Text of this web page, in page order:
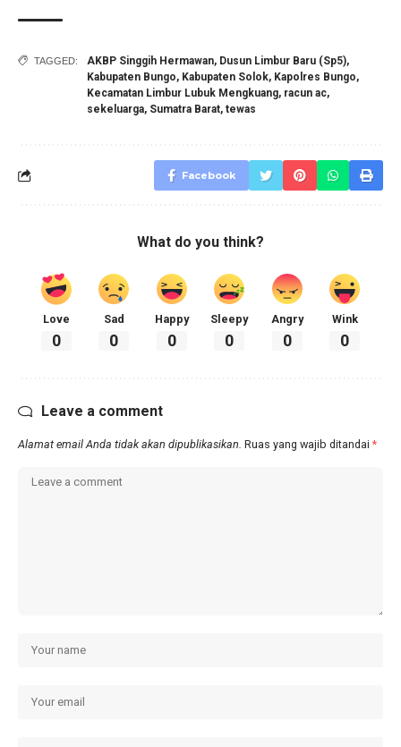
TAGGED: AKBP Singgih Hermawan, Dusun Limbur Baru (Sp5),
Kabupaten Bungo, Kabupaten Solok, Kapolres Bungo,
Kecamatan Limbur Lubuk Mengkuang, racun ac,
sekeluarga, Sumatra Barat, tewas
Facebook
What do you think?
Love
0
Sad
0
Happy
0
Sleepy
0
Angry
0
Wink
0
Leave a comment
Alamat email Anda tidak akan dipublikasikan. Ruas yang wajib ditandai *